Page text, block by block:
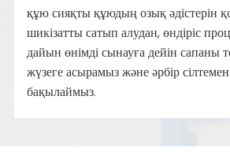
құю сияқты құюдың озық әдістерін
шикізатты сатып алудан, өндіріс
дайын өнімді сынауға дейін сапаны
жүзеге асырамыз және әрбір
бақылаймыз.